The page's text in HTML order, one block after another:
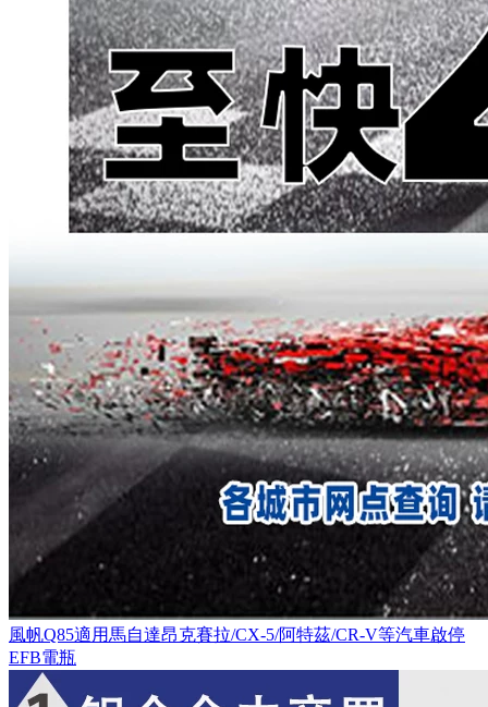
風帆Q85適用馬自達昂克賽拉/CX-5/阿特茲/CR-V等汽車啟停
EFB電瓶